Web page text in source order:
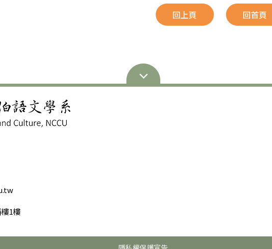
回上頁 回首頁
1樓